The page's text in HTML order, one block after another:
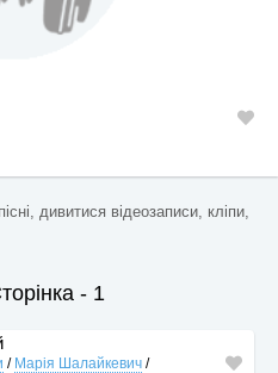
дивитися відеозаписи, кліпи,
- 1
/ Марія Шалайкевич /